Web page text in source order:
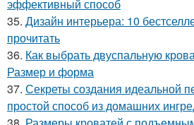
эффективный способ
35. Дизайн интерьера: 10
прочитать
36. Как выбрать двуспальную
Размер и форма
37. Секреты создания идеальной
простой способ из домашних